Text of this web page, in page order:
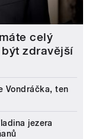
celý
zdravější
Vondráčka, ten
jezera